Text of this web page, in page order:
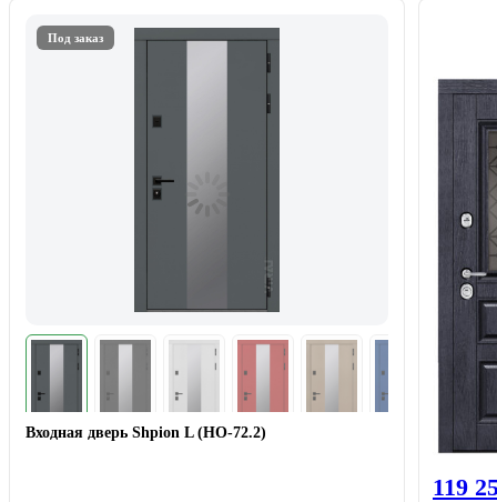
Под заказ
Входная дверь Shpion L (НО-72.2)
119